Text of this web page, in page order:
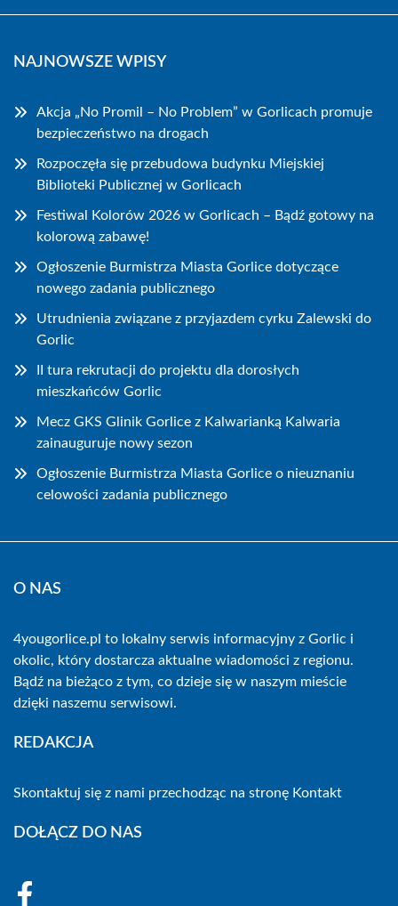
NAJNOWSZE WPISY
Akcja „No Promil – No Problem” w Gorlicach promuje
bezpieczeństwo na drogach
Rozpoczęła się przebudowa budynku Miejskiej
Biblioteki Publicznej w Gorlicach
Festiwal Kolorów 2026 w Gorlicach – Bądź gotowy na
kolorową zabawę!
Ogłoszenie Burmistrza Miasta Gorlice dotyczące
nowego zadania publicznego
Utrudnienia związane z przyjazdem cyrku Zalewski do
Gorlic
II tura rekrutacji do projektu dla dorosłych
mieszkańców Gorlic
Mecz GKS Glinik Gorlice z Kalwarianką Kalwaria
zainauguruje nowy sezon
Ogłoszenie Burmistrza Miasta Gorlice o nieuznaniu
celowości zadania publicznego
O NAS
4yougorlice.pl to lokalny serwis informacyjny z Gorlic i
okolic, który dostarcza aktualne wiadomości z regionu.
Bądź na bieżąco z tym, co dzieje się w naszym mieście
dzięki naszemu serwisowi.
REDAKCJA
Skontaktuj się z nami przechodząc na stronę Kontakt
DOŁĄCZ DO NAS